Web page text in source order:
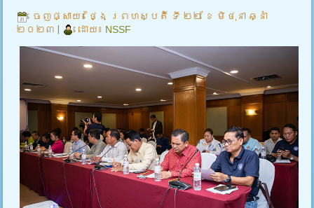
ចេញផ្សាយ៖ ថ្ងៃ ព្រហស្បតិ៍ ទី ២២ ខែ មិថុនា ឆ្នាំ
២០២៣
ដោយ៖ NSSF